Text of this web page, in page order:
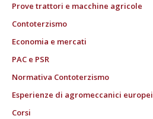
Prove trattori e macchine agricole
Contoterzismo
Economia e mercati
PAC e PSR
Normativa Contoterzismo
Esperienze di agromeccanici europei
Corsi